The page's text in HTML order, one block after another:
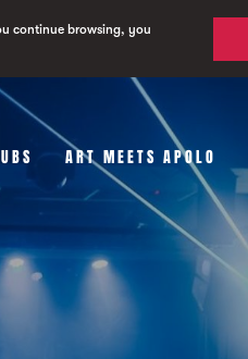
continue browsing, you
ART MEETS APOLO